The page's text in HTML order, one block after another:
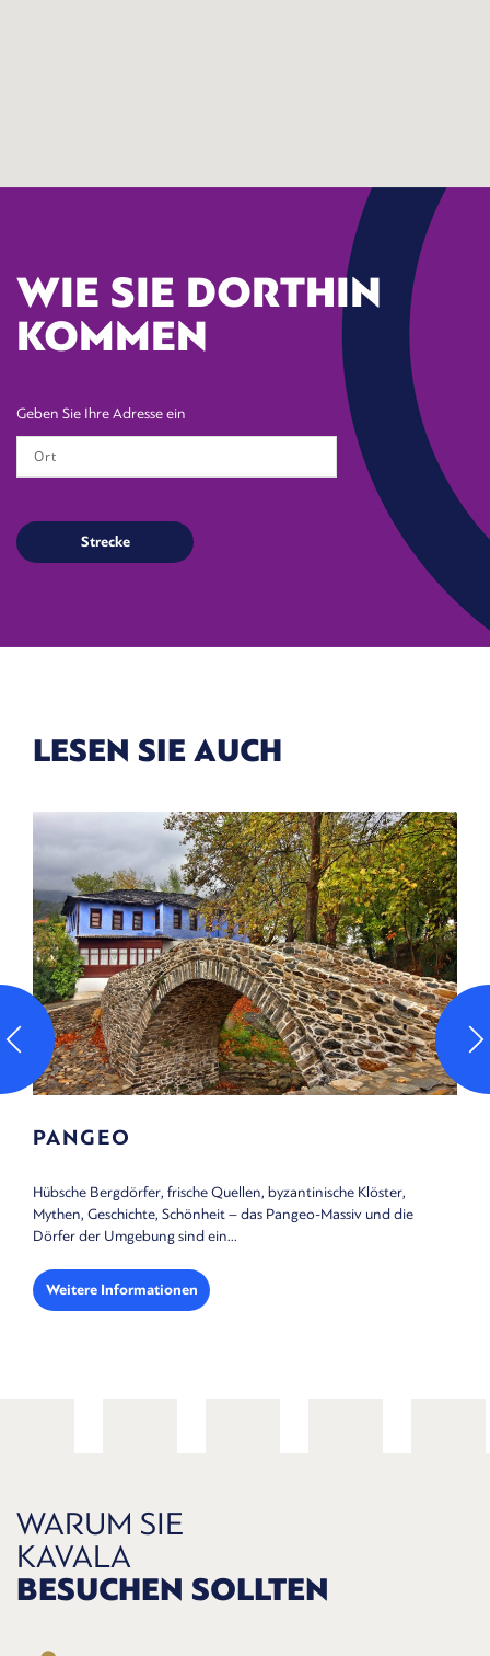
WIE SIE DORTHIN
KOMMEN
Geben Sie Ihre Adresse ein
LESEN SIE AUCH
PANGEO
Hübsche Bergdörfer, frische Quellen, byzantinische Klöster,
Mythen, Geschichte, Schönheit – das Pangeo-Massiv und die
Dörfer der Umgebung sind ein...
Weitere Informationen
WARUM SIE
KAVALA
BESUCHEN SOLLTEN